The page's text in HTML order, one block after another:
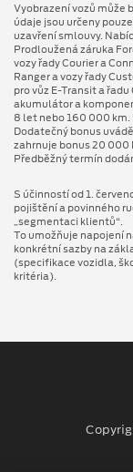
Vyobrazení vozů může
údaje jsou určeny
uzavření smlouvy.
Prodloužená záruka
vozy řady Courier a
Ranger a vozy řady
pro vůz E-Transit a
akumulátor a
8 let nebo 160 000 km.
Dodatečný bonus
zahrnuje bonus 20 000
Předběžný termín
S účinností od 1.
pojištění a povinného
„segmentaci klientů“.
To umožňuje napojení
konkrétní sazby na
(specifikace vozidla,
kritéria).